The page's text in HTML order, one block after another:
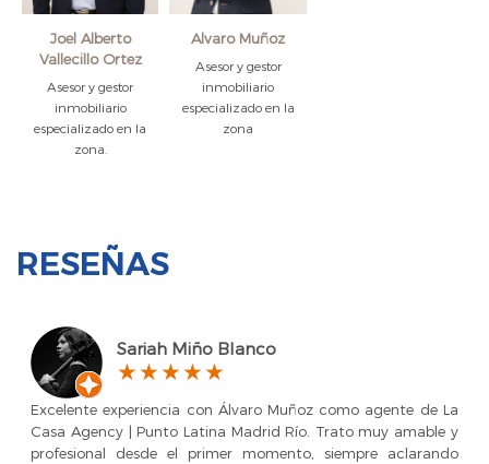
Joel Alberto
Vallecillo Ortez
Asesor y gestor
inmobiliario
especializado en la
zona.
Alvaro Muñoz
Asesor y gestor
inmobiliario
especializado en la
zona
RESEÑAS
Sariah Miño Blanco
Excelente experiencia con Álvaro Muñoz como agente de La
Casa Agency | Punto Latina Madrid Río. Trato muy amable y
profesional desde el primer momento, siempre aclarando